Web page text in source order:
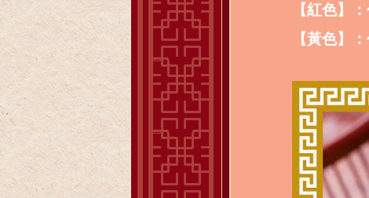
【紅色】
【黃色】